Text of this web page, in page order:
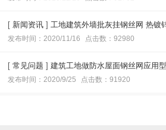
[ 新闻资讯 ] 工地建筑外墙批灰挂钢丝网 热镀
发布时间：2020/11/16 点击数：92980
[ 常见问题 ] 建筑工地做防水屋面钢丝网应用型
发布时间：2020/9/25 点击数：91920